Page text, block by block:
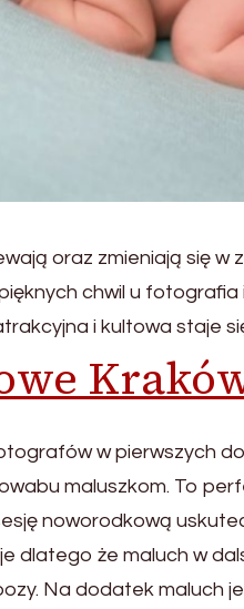
oraz zmieniają się w
chwil u
i kultowa staje
w pierwszych
maluszkom. To
noworodkową
dlatego że maluch w
Na dodatek maluch